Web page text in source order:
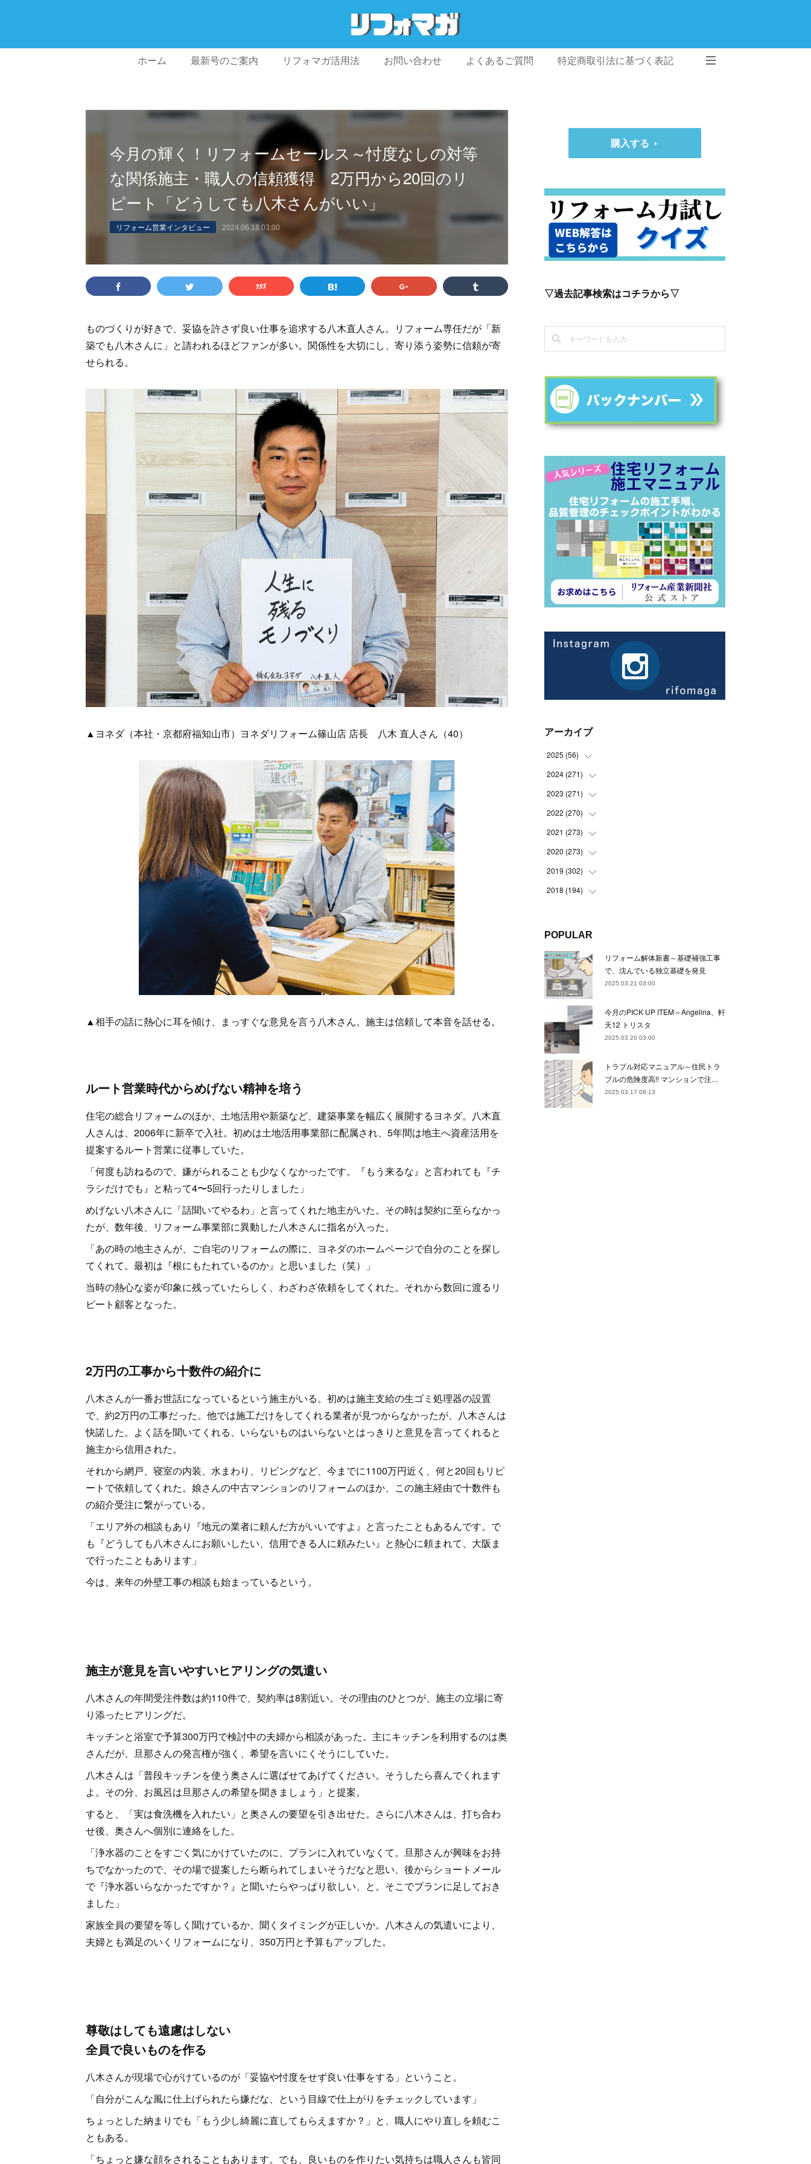
ホーム 最新号のご案内 リフォマガ活用法 お問い合わせ よくあるご質問 特定商取引法に基づく表記
今月の輝く！リフォームセールス～忖度なしの対等
な関係施主・職人の信頼獲得 2万円から20回のリ
ピート「どうしても八木さんがいい」
リフォーム営業インタビュー 2024.06.18 03:00
ものづくりが好きで、妥協を許さず良い仕事を追求する八木直人さん。リフォーム専任だが「新
築でも八木さんに」と請われるほどファンが多い。関係性を大切にし、寄り添う姿勢に信頼が寄
せられる。
▲ヨネダ（本社・京都府福知山市）ヨネダリフォーム篠山店 店長 八木 直人さん（40）
▲相手の話に熱心に耳を傾け、まっすぐな意見を言う八木さん。施主は信頼して本音を話せる。
ルート営業時代からめげない精神を培う
住宅の総合リフォームのほか、土地活用や新築など、建築事業を幅広く展開するヨネダ。八木直
人さんは、2006年に新卒で入社。初めは土地活用事業部に配属され、5年間は地主へ資産活用を
提案するルート営業に従事していた。
「何度も訪ねるので、嫌がられることも少なくなかったです。『もう来るな』と言われても『チ
ラシだけでも』と粘って4〜5回行ったりしました」
めげない八木さんに「話聞いてやるわ」と言ってくれた地主がいた。その時は契約に至らなかっ
たが、数年後、リフォーム事業部に異動した八木さんに指名が入った。
「あの時の地主さんが、ご自宅のリフォームの際に、ヨネダのホームページで自分のことを探し
てくれて。最初は『根にもたれているのか』と思いました（笑）」
当時の熱心な姿が印象に残っていたらしく、わざわざ依頼をしてくれた。それから数回に渡るリ
ピート顧客となった。
2万円の工事から十数件の紹介に
八木さんが一番お世話になっているという施主がいる。初めは施主支給の生ゴミ処理器の設置
で、約2万円の工事だった。他では施工だけをしてくれる業者が見つからなかったが、八木さんは
快諾した。よく話を聞いてくれる、いらないものはいらないとはっきりと意見を言ってくれると
施主から信用された。
それから網戸、寝室の内装、水まわり、リビングなど、今までに1100万円近く、何と20回もリピ
ートで依頼してくれた。娘さんの中古マンションのリフォームのほか、この施主経由で十数件も
の紹介受注に繋がっている。
「エリア外の相談もあり『地元の業者に頼んだ方がいいですよ』と言ったこともあるんです。で
も『どうしても八木さんにお願いしたい、信用できる人に頼みたい』と熱心に頼まれて、大阪ま
で行ったこともあります」
今は、来年の外壁工事の相談も始まっているという。
施主が意見を言いやすいヒアリングの気遣い
八木さんの年間受注件数は約110件で、契約率は8割近い。その理由のひとつが、施主の立場に寄
り添ったヒアリングだ。
キッチンと浴室で予算300万円で検討中の夫婦から相談があった。主にキッチンを利用するのは奥
さんだが、旦那さんの発言権が強く、希望を言いにくそうにしていた。
八木さんは「普段キッチンを使う奥さんに選ばせてあげてください。そうしたら喜んでくれます
よ。その分、お風呂は旦那さんの希望を聞きましょう」と提案。
すると、「実は食洗機を入れたい」と奥さんの要望を引き出せた。さらに八木さんは、打ち合わ
せ後、奥さんへ個別に連絡をした。
「浄水器のことをすごく気にかけていたのに、プランに入れていなくて。旦那さんが興味をお持
ちでなかったので、その場で提案したら断られてしまいそうだなと思い、後からショートメール
で『浄水器いらなかったですか？』と聞いたらやっぱり欲しい、と。そこでプランに足しておき
ました」
家族全員の要望を等しく聞けているか、聞くタイミングが正しいか。八木さんの気遣いにより、
夫婦とも満足のいくリフォームになり、350万円と予算もアップした。
尊敬はしても遠慮はしない
全員で良いものを作る
八木さんが現場で心がけているのが「妥協や忖度をせず良い仕事をする」ということ。
「自分がこんな風に仕上げられたら嫌だな、という目線で仕上がりをチェックしています」
ちょっとした納まりでも「もう少し綺麗に直してもらえますか？」と、職人にやり直しを頼むこ
ともある。
「ちょっと嫌な顔をされることもあります。でも、良いものを作りたい気持ちは職人さんも皆同
購入する
▽過去記事検索はコチラから▽
アーカイブ
2025 (56)
(14
(21
(21
2024 (271)
(21
(22
(23
(22
(23
(24
(22)
(22 )
(25)
2023 (271)
(22
(23
(23
(21
(24
(21)
(24)
(21)
(23)
2022 (270)
(23
(23
(22
(23
(23)
(22)
(24)
(21)
2021 (273)
(24
(23
(22
(23)
(22)
(23)
(24)
(22
2020 (273)
(24
(22
(24)
(24)
(23)
(21)
(
(21)
24)
2019 (302)
(23
(21)
(27)
(22)
(33)
( 28
(31)
27)
(21)
2018 (194)
(32
(36)
)
(34)
( 8
POPULAR
リフォーム解体新書～基礎補強工事
で、沈んでいる独立基礎を発見
2025.03.21 03:00
今月のPICK UP ITEM～Angelina、軒
天12 トリスタ
2025.03.20 03:00
トラブル対応マニュアル～住民トラ
ブルの危険度高!! マンションで注…
2025.03.17 08:13